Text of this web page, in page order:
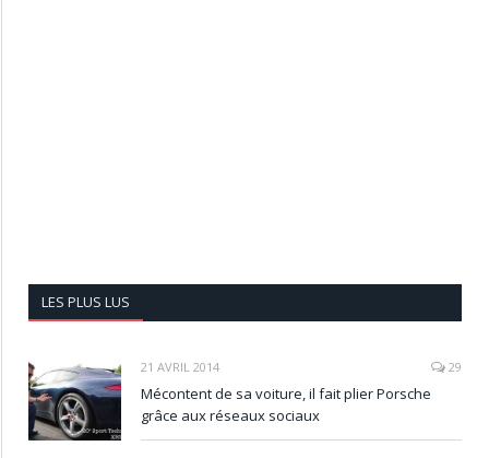
LES PLUS LUS
21 AVRIL 2014 29
Mécontent de sa voiture, il fait plier Porsche
grâce aux réseaux sociaux